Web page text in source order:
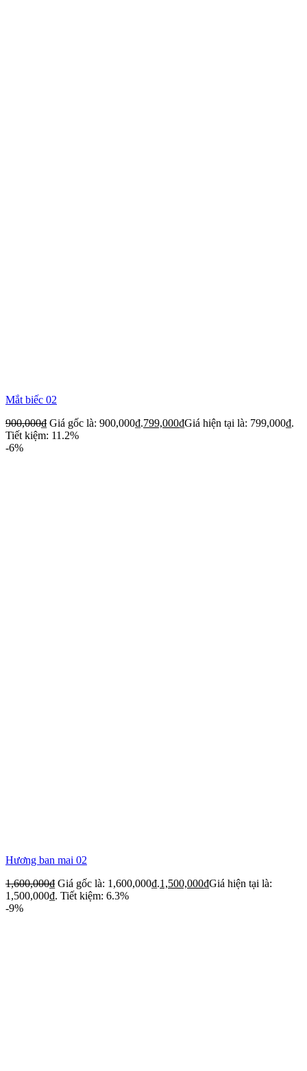
Mắt biếc 02
900,000₫ Giá gốc là: 900,000₫.799,000₫Giá hiện tại là: 799,000₫.
Tiết kiệm: 11.2%
-6%
Hương ban mai 02
1,600,000₫ Giá gốc là: 1,600,000₫.1,500,000₫Giá hiện tại là:
1,500,000₫. Tiết kiệm: 6.3%
-9%